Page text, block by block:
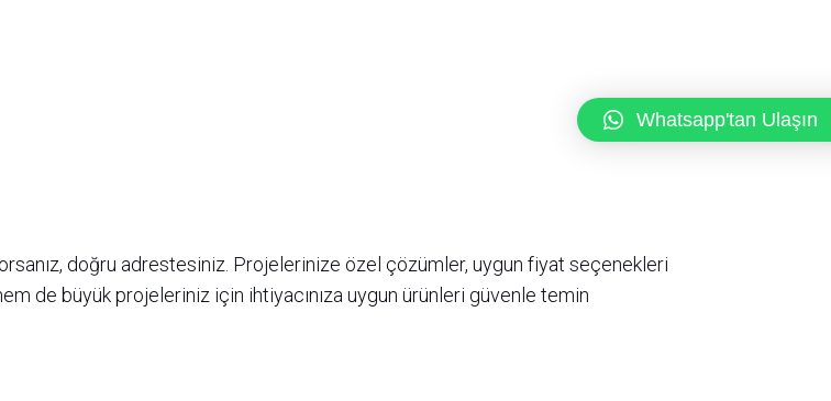
doğru adrestesiniz. Projelerinize özel çözümler, uygun fiyat seçenekleri
de büyük projeleriniz için ihtiyacınıza uygun ürünleri güvenle temin
Whatsapp'tan Ulaşın